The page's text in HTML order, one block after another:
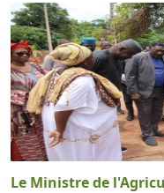
Le Ministre de